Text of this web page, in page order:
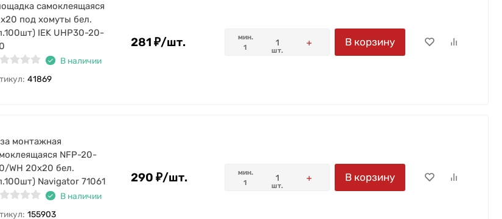
самоклеящаяся
под хомуты бел.
IEK UHP30-20-
В наличии
41869
281 ₽/шт.
мин.
1
шт.
В корзину
монтажная
NFP-20-
WH 20х20 бел.
Navigator 71061
В наличии
155903
290 ₽/шт.
мин.
1
шт.
В корзину